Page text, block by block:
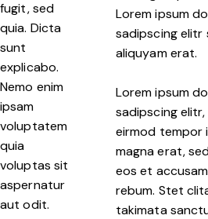
fugit, sed
quia. Dicta
sunt
explicabo.
Nemo enim
ipsam
voluptatem
quia
voluptas sit
aspernatur
aut odit.
Lorem ipsum
sadipscing elitr
aliquyam erat.
Lorem ipsum
sadipscing
eirmod tempor
magna erat,
eos et
rebum. Stet
takimata